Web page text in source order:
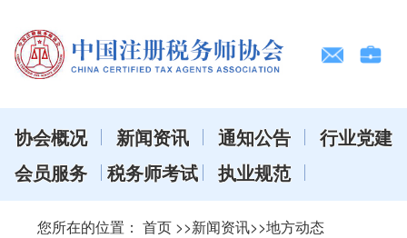
协会概况 新闻资讯 通知公告
行业党建
会员服务
税务师考试 执业规范
您所在的位置： 首页 >>新闻资讯>>地方动态